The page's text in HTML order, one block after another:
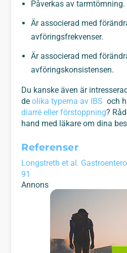
Påverkas av tarmtömning.
Är associerad med
avföringsfrekvenser.
Är associerad med
avföringskonsistensen.
Du kanske även är
deolika typerna av IBS och
diarré eller förstoppning?
hand med läkare om dina
Referenser
Longstreth et al.
91
Annons